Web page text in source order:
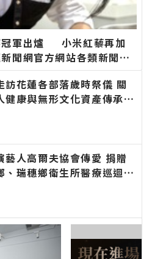
冠軍出爐 小米紅藜再加
聞網官方網站各類新聞－
最新的在地資訊！
訪花蓮各部落歲時祭儀 關
健康與無形文化資產傳承：
新聞報導 最新的在地資
藝人高爾夫協會傳愛 捐贈
、瑞穗鄉衛生所醫療巡迴車
新聞報導 最新的在地資